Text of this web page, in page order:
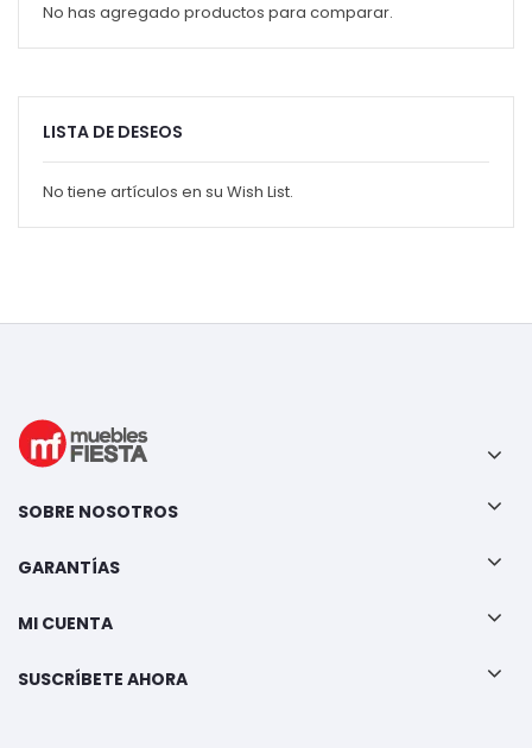
No has agregado productos para comparar.
LISTA DE DESEOS
No tiene artículos en su Wish List.
SOBRE NOSOTROS
GARANTÍAS
MI CUENTA
SUSCRÍBETE AHORA